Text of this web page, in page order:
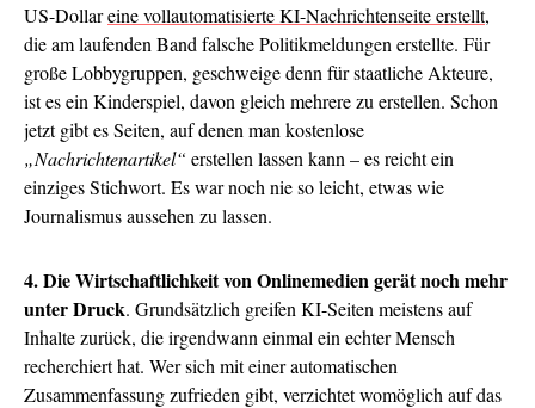
US-Dollareine vollautomatisierte KI-Nachrichtenseite erstellt,
die am laufenden Band falsche Politikmeldungen erstellte. Für
große Lobbygruppen, geschweige denn für staatliche Akteure,
ist es ein Kinderspiel, davon gleich mehrere zu erstellen. Schon
jetzt gibt es Seiten, auf denen man kostenlose
„Nachrichtenartikel“ erstellen lassen kann – es reicht ein
einziges Stichwort. Es war noch nie so leicht, etwas wie
Journalismus aussehen zu lassen.
4. Die Wirtschaftlichkeit von Onlinemedien gerät noch mehr
unter Druck. Grundsätzlich greifen KI-Seiten meistens auf
Inhalte zurück, die irgendwann einmal ein echter Mensch
recherchiert hat. Wer sich mit einer automatischen
Zusammenfassung zufrieden gibt, verzichtet womöglich auf das